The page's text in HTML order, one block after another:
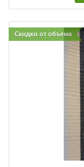
Скидки от объема